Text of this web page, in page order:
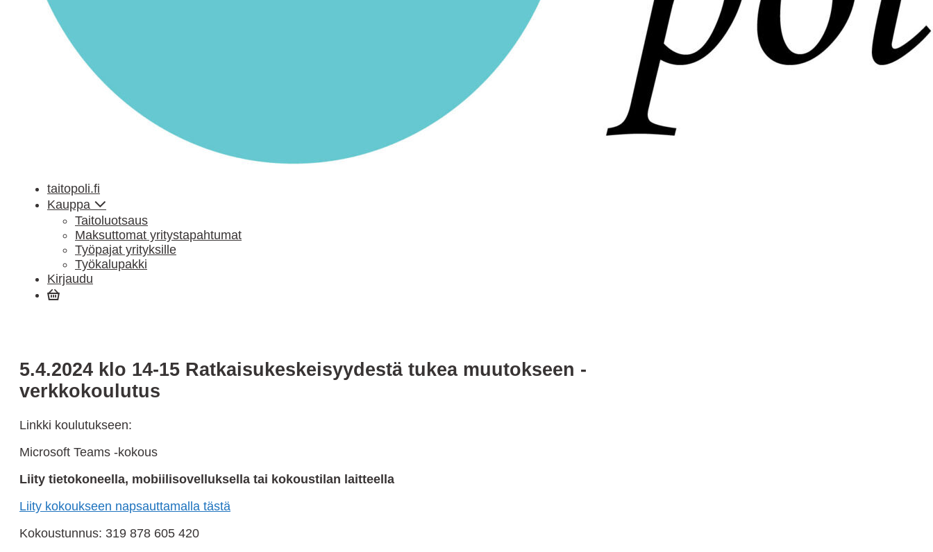
taitopoli.fi
Kauppa
Taitoluotsaus
Maksuttomat yritystapahtumat
Työpajat yrityksille
Työkalupakki
Kirjaudu
Ostoskori
5.4.2024 klo 14-15 Ratkaisukeskeisyydestä tukea muutokseen -
verkkokoulutus
Linkki koulutukseen:
Microsoft Teams -kokous
Liity tietokoneella, mobiilisovelluksella tai kokoustilan laitteella
Liity kokoukseen napsauttamalla tästä
Kokoustunnus: 319 878 605 420